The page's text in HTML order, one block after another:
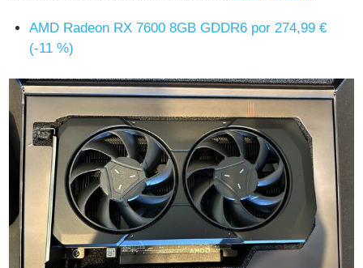
AMD Radeon RX 7600 8GB GDDR6 por 274,99 €
(-11 %)